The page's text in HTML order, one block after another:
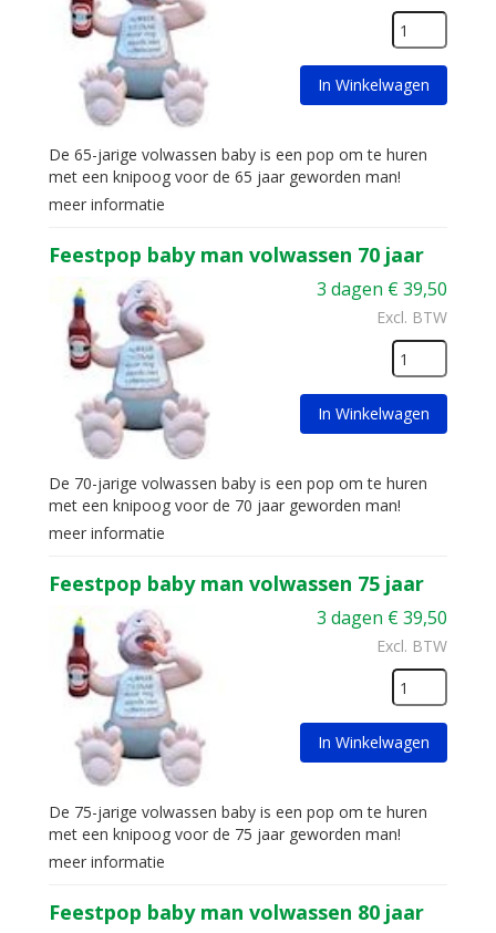
In Winkelwagen
De 65-jarige volwassen baby is een pop om te huren
met een knipoog voor de 65 jaar geworden man!
meer informatie
Feestpop baby man volwassen 70 jaar
3 dagen €39,50
Excl. BTW
In Winkelwagen
De 70-jarige volwassen baby is een pop om te huren
met een knipoog voor de 70 jaar geworden man!
meer informatie
Feestpop baby man volwassen 75 jaar
3 dagen €39,50
Excl. BTW
In Winkelwagen
De 75-jarige volwassen baby is een pop om te huren
met een knipoog voor de 75 jaar geworden man!
meer informatie
Feestpop baby man volwassen 80 jaar